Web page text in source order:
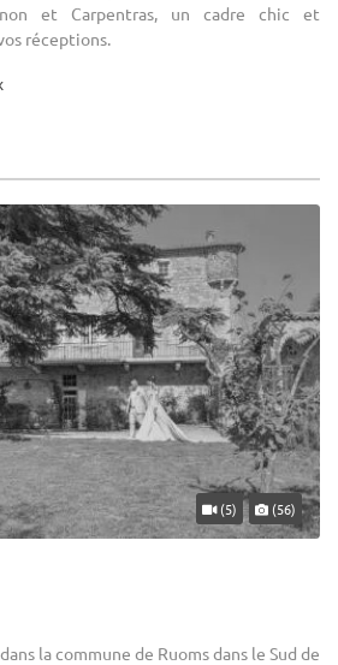
et Carpentras, un cadre chic et
réceptions.
(5) (56)
la commune de Ruoms dans le Sud de